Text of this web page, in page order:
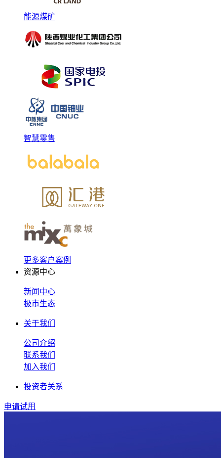
能源煤矿
智慧零售
更多客户案例
资源中心
新闻中心
极市生态
关于我们
公司介绍
联系我们
加入我们
投资者关系
申请试用